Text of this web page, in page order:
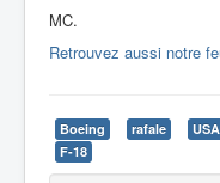
MC.
Retrouvez aussi notre
Boeing rafale USA
F-18